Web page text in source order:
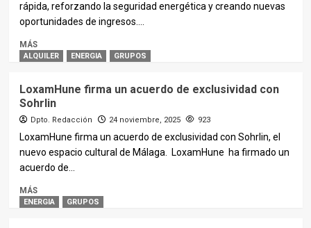
rápida, reforzando la seguridad energética y creando nuevas
oportunidades de ingresos....
MÁS
ALQUILER ENERGIA GRUPOS
LoxamHune firma un acuerdo de exclusividad con
Sohrlin
Dpto. Redacción 24 noviembre, 2025 923
LoxamHune firma un acuerdo de exclusividad con Sohrlin, el
nuevo espacio cultural de Málaga. LoxamHune ha firmado un
acuerdo de...
MÁS
ENERGIA GRUPOS